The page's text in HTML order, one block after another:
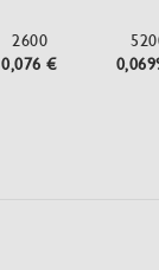
2600
0,076 €